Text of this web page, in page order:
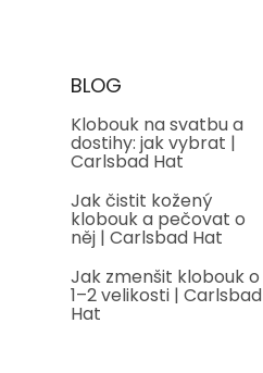
BLOG
Klobouk na svatbu a
dostihy: jak vybrat |
Carlsbad Hat
Jak čistit kožený
klobouk a pečovat o
něj | Carlsbad Hat
Jak zmenšit klobouk o
1–2 velikosti | Carlsbad
Hat